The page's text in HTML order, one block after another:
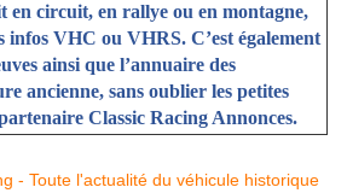
en circuit, en rallye ou en montagne,
infos VHC ou VHRS. C’est également
ainsi que l’annuaire des
ancienne, sans oublier les petites
Classic Racing Annonces.